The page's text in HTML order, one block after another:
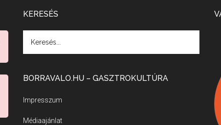
KERESÉS
BORRAVALO.HU – GASZTROKULTÚRA
Impresszum
Médiaajánlat